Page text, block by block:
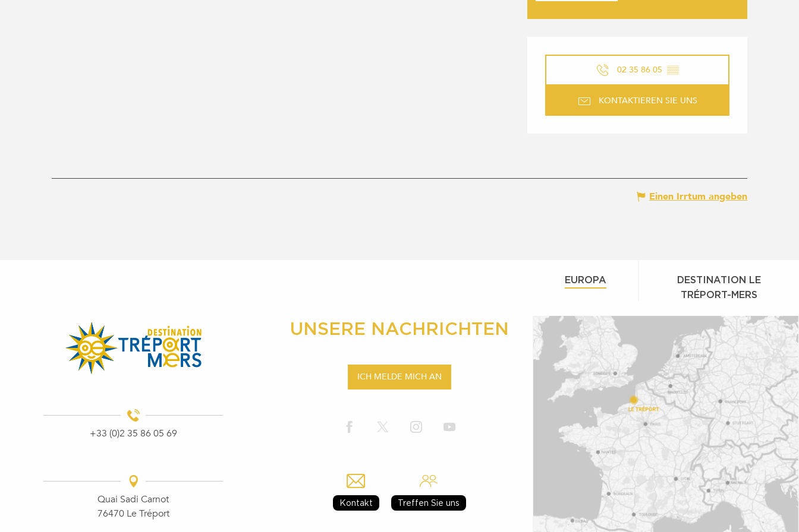
02 35 86 05 ▒▒
KONTAKTIEREN SIE UNS
Einen Irrtum angeben
+33 (0)2 35 86 05 69
Quai Sadi Carnot
76470 Le Tréport
UNSERE NACHRICHTEN
ICH MELDE MICH AN
Kontakt Treffen Sie uns
EUROPA
DESTINATION LE
TRÉPORT-MERS